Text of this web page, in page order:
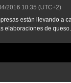
2016 10:35 (UTC+2)
están llevando a
elaboraciones de queso.